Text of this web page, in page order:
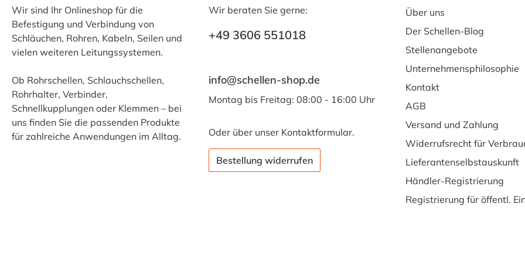
Wir sind Ihr Onlineshop für die
Befestigung und Verbindung von
Schläuchen, Rohren, Kabeln, Seilen und
vielen weiteren Leitungssystemen.
Ob Rohrschellen, Schlauchschellen,
Rohrhalter, Verbinder,
Schnellkupplungen oder Klemmen – bei
uns finden Sie die passenden Produkte
für zahlreiche Anwendungen im Alltag.
Wir beraten Sie gerne:
+49 3606 551018
info@schellen-shop.de
Montag bis Freitag: 08:00 - 16:00 Uhr
Oder über unser Kontaktformular.
Bestellung widerrufen
Über uns
Der Schellen-Blog
Stellenangebote
Unternehmensphilosophie
Kontakt
AGB
Versand und Zahlung
Widerrufsrecht für
Lieferantenselbstauskunft
Händler-Registrierung
Registrierung für öffentl.